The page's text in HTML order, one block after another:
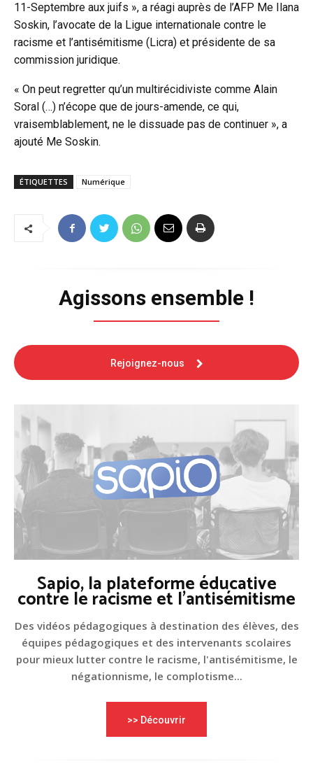
11-Septembre aux juifs », a réagi auprès de l’AFP Me Ilana
Soskin, l’avocate de la Ligue internationale contre le
racisme et l’antisémitisme (Licra) et présidente de sa
commission juridique.
« On peut regretter qu’un multirécidiviste comme Alain
Soral (…) n’écope que de jours-amende, ce qui,
vraisemblablement, ne le dissuade pas de continuer », a
ajouté Me Soskin.
ÉTIQUETTES Numérique
Agissons ensemble !
Rejoignez-nous
Sapio, la plateforme éducative
contre le racisme et l'antisémitisme
Des vidéos pédagogiques à destination des élèves, des
équipes pédagogiques et des intervenants scolaires
pour mieux lutter contre le racisme, l'antisémitisme, le
négationnisme, le complotisme...
>> Découvrir